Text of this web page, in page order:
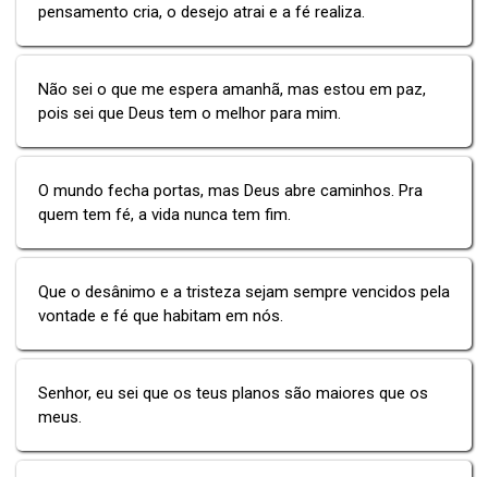
pensamento cria, o desejo atrai e a fé realiza.
Não sei o que me espera amanhã, mas estou em paz,
pois sei que Deus tem o melhor para mim.
O mundo fecha portas, mas Deus abre caminhos. Pra
quem tem fé, a vida nunca tem fim.
Que o desânimo e a tristeza sejam sempre vencidos pela
vontade e fé que habitam em nós.
Senhor, eu sei que os teus planos são maiores que os
meus.